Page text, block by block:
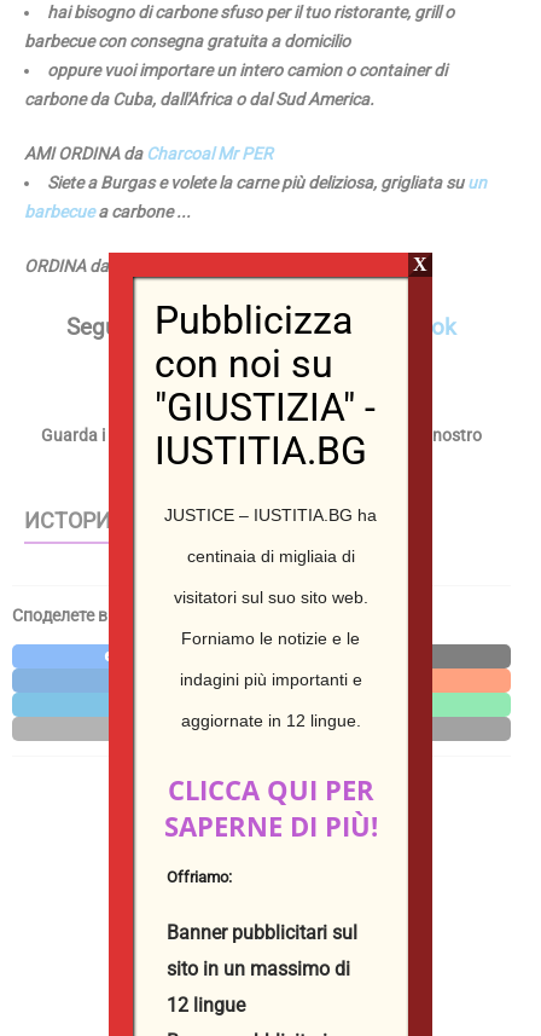
hai bisogno di carbone sfuso per il tuo ristorante, grill o
barbecue con consegna gratuita a domicilio
oppure vuoi importare un intero camion o container di
carbone da Cuba, dall'Africa o dal Sud America.
AMI ORDINA da Charcoal Mr PER
Siete a Burgas e volete la carne più deliziosa, grigliata suun
barbecuea carbone...
ORDINA dal
Seguici sullanostra pagina Facebook
Seguici anche su Instagram
Guarda i nostri video più interessanti su TikTok
e sul nostro
canale YouTube
ИСТОРИИ – WEB STORIES
Споделете в социалните мрежи / Share in social media
Pubblicizza
con noi su
"GIUSTIZIA" -
IUSTITIA.BG
JUSTICE – IUSTITIA.BG ha
centinaia di migliaia di
visitatori sul suo sito web.
Forniamo le notizie e le
indagini più importanti e
aggiornate in 12 lingue.
CLICCA QUI PER
SAPERNE DI PIÙ!
Offriamo:
Banner pubblicitari sul
sito in un massimo di
12 lingue
X